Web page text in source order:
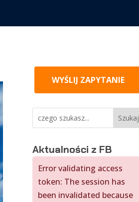
WYŚLIJ ZAPYTANIE
Aktualności z FB
Error validating access
token: The session has
been invalidated because